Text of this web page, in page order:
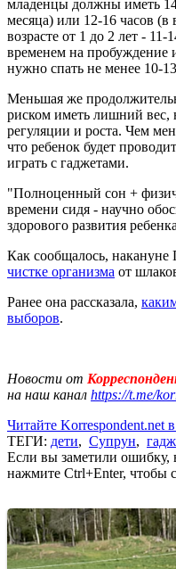
младенцы должны иметь
месяца) или 12-16 часов (в
возрасте от 1 до 2 лет -
временем на пробуждение
нужно спать не менее 10-
Меньшая же
риском иметь лишний
регуляции и роста. Чем
что ребенок будет
играть с гаджетами.
"Полноценный сон +
времени сидя - научно
здорового развития
Как сообщалось, накануне
чистке организма от
Ранее она рассказала,
выборов.
Новости от
на наш канал https://t.me/
Читайте Korrespondent.net
ТЕГИ: дети, Супрун,
Если вы заметили ошибку,
нажмите Ctrl+Enter, чтобы